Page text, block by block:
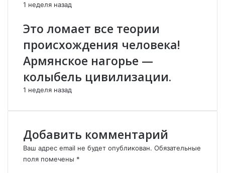
п
р
о
ц
е
с
е
в
с
д
ж
н
в
в
с
1 неделя назад
Это ломает все теории
происхождения человека!
Армянское нагорье —
колыбель цивилизации.
1 неделя назад
Добавить комментарий
Ваш адрес email не будет опубликован. Обязательные
поля помечены *